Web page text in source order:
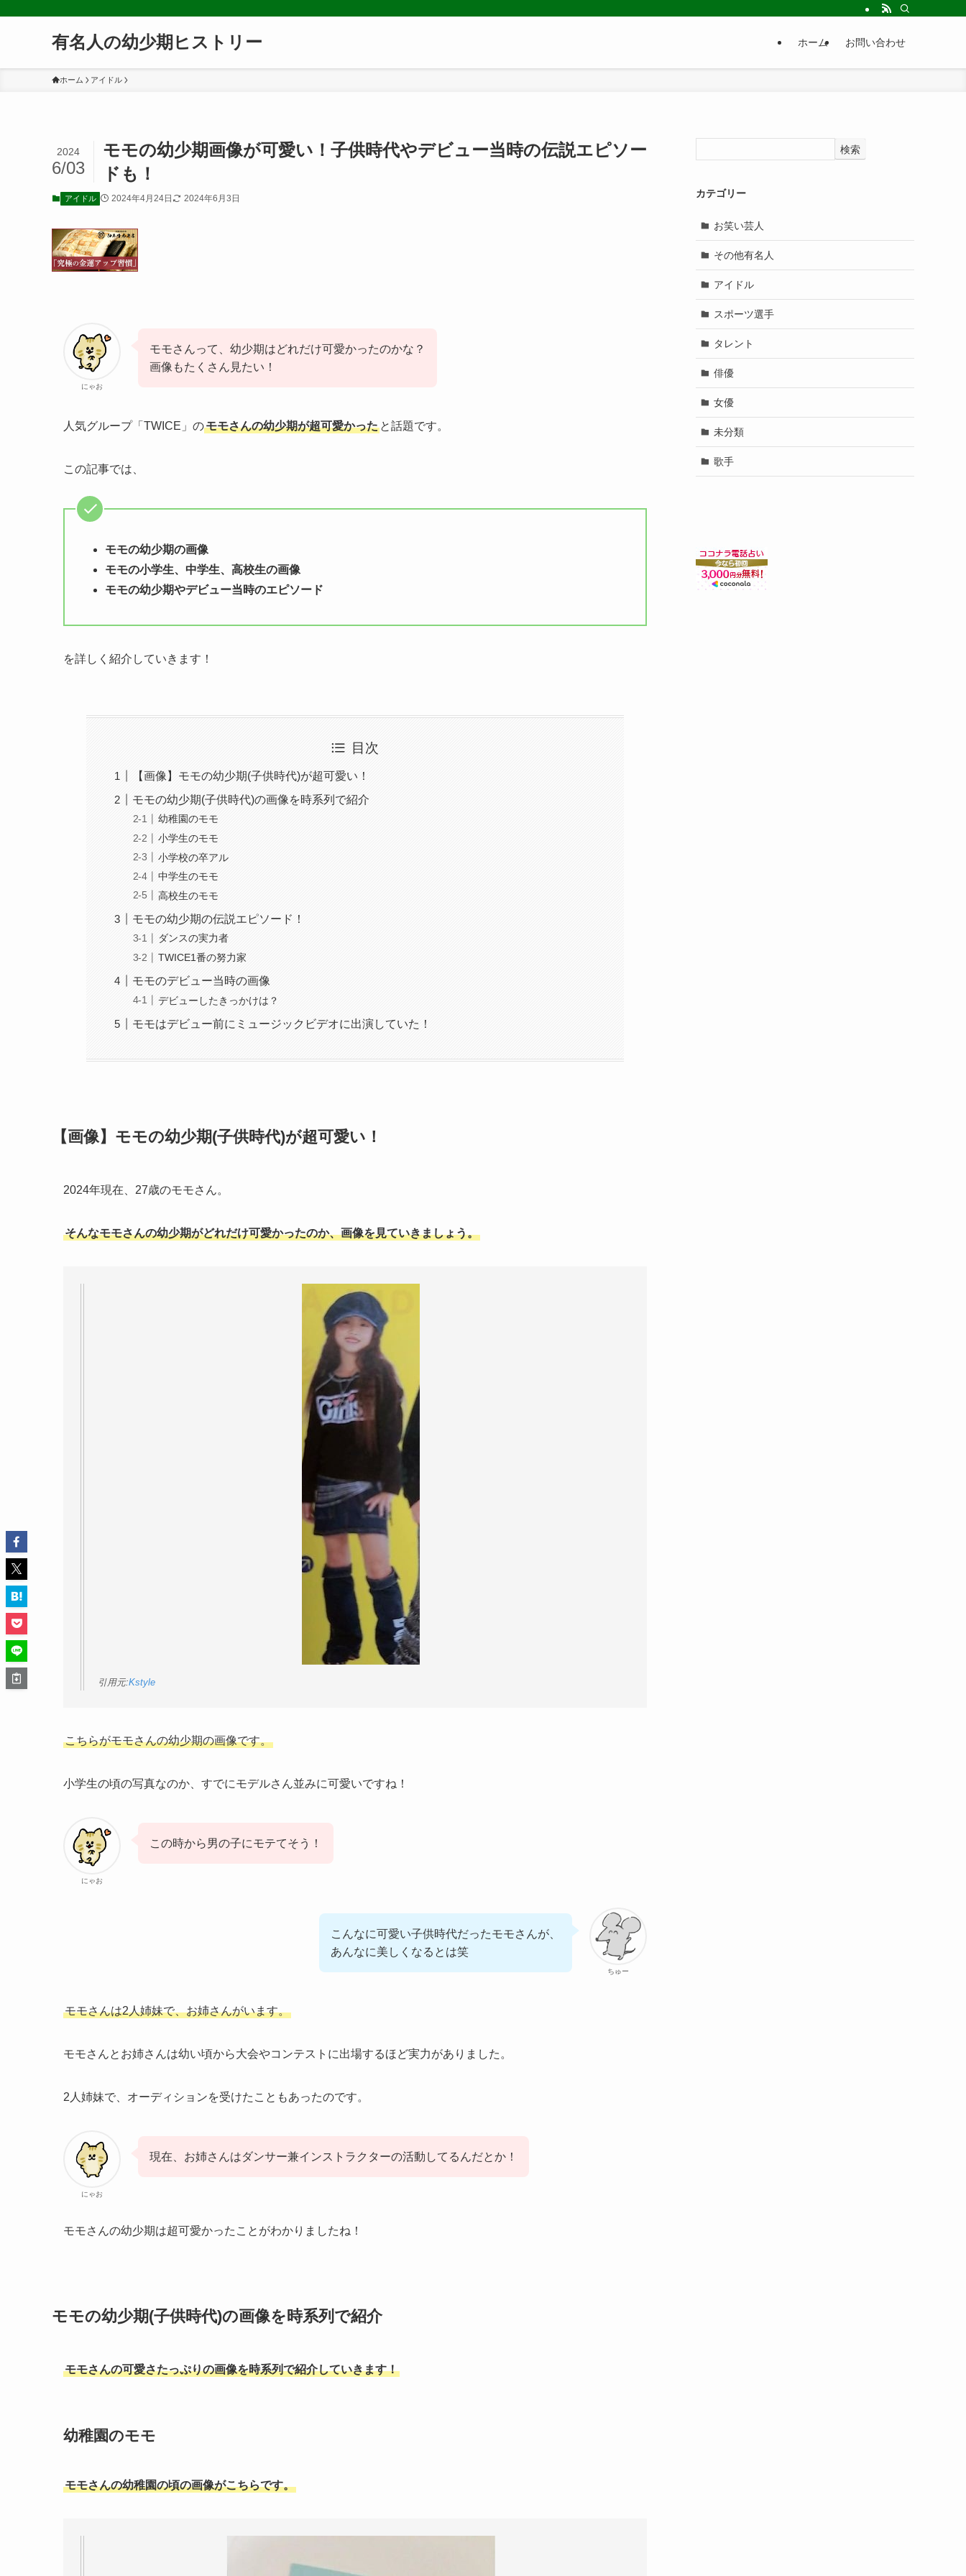
有名人の幼少期ヒストリー ホーム お問い合わせ
ホーム アイドル
モモの幼少期画像が可愛い！子供時代やデビュー当時の伝説エピソー
ドも！
2024
6/03
アイドル 2024年4月24日 2024年6月3日
にゃお
モモさんって、幼少期はどれだけ可愛かったのかな？
画像もたくさん見たい！
人気グループ「TWICE」のモモさんの幼少期が超可愛かった と話題です。
この記事では、
モモの幼少期の画像
モモの小学生、中学生、高校生の画像
モモの幼少期やデビュー当時のエピソード
を詳しく紹介していきます！
目次
【画像】モモの幼少期(子供時代)が超可愛い！
モモの幼少期(子供時代)の画像を時系列で紹介
幼稚園のモモ
小学生のモモ
小学校の卒アル
中学生のモモ
高校生のモモ
モモの幼少期の伝説エピソード！
ダンスの実力者
TWICE1番の努力家
モモのデビュー当時の画像
デビューしたきっかけは？
モモはデビュー前にミュージックビデオに出演していた！
【画像】モモの幼少期(子供時代)が超可愛い！
2024年現在、27歳のモモさん。
そんなモモさんの幼少期がどれだけ可愛かったのか、画像を見ていきましょう。
引用元:Kstyle
こちらがモモさんの幼少期の画像です。
小学生の頃の写真なのか、すでにモデルさん並みに可愛いですね！
にゃお
この時から男の子にモテてそう！
ちゅー
こんなに可愛い子供時代だったモモさんが、
あんなに美しくなるとは笑
モモさんは2人姉妹で、お姉さんがいます。
モモさんとお姉さんは幼い頃から大会やコンテストに出場するほど実力がありました。
2人姉妹で、オーディションを受けたこともあったのです。
にゃお
現在、お姉さんはダンサー兼インストラクターの活動してるんだとか！
モモさんの幼少期は超可愛かったことがわかりましたね！
モモの幼少期(子供時代)の画像を時系列で紹介
モモさんの可愛さたっぷりの画像を時系列で紹介していきます！
幼稚園のモモ
モモさんの幼稚園の頃の画像がこちらです。
検索
カテゴリー
お笑い芸人
その他有名人
アイドル
スポーツ選手
タレント
俳優
女優
未分類
歌手